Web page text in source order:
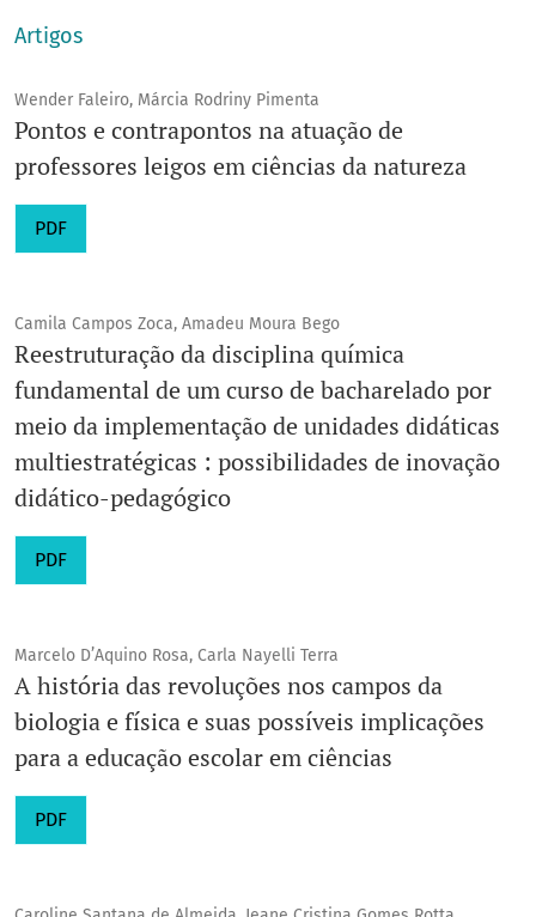
Artigos
Wender Faleiro, Márcia Rodriny Pimenta
Pontos e contrapontos na atuação de
professores leigos em ciências da natureza
PDF
Camila Campos Zoca, Amadeu Moura Bego
Reestruturação da disciplina química
fundamental de um curso de bacharelado por
meio da implementação de unidades didáticas
multiestratégicas : possibilidades de inovação
didático-pedagógico
PDF
Marcelo D’Aquino Rosa, Carla Nayelli Terra
A história das revoluções nos campos da
biologia e física e suas possíveis implicações
para a educação escolar em ciências
PDF